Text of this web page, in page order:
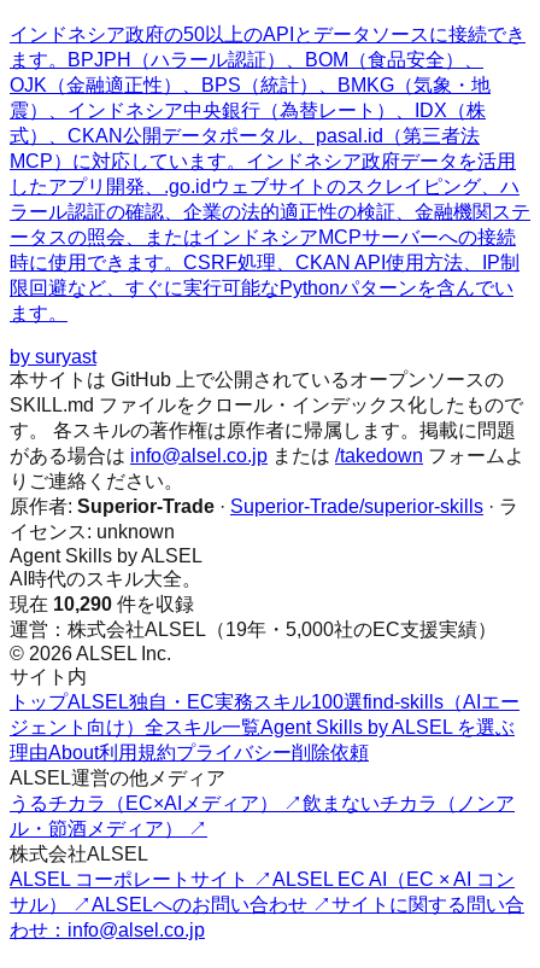
インドネシア政府の50以上のAPIとデータソースに接続でき
ます。BPJPH（ハラール認証）、BOM（食品安全）、
OJK（金融適正性）、BPS（統計）、BMKG（気象・地
震）、インドネシア中央銀行（為替レート）、IDX（株
式）、CKAN公開データポータル、pasal.id（第三者法
MCP）に対応しています。インドネシア政府データを活用
したアプリ開発、.go.idウェブサイトのスクレイピング、ハ
ラール認証の確認、企業の法的適正性の検証、金融機関ステ
ータスの照会、またはインドネシアMCPサーバーへの接続
時に使用できます。CSRF処理、CKAN API使用方法、IP制
限回避など、すぐに実行可能なPythonパターンを含んでい
ます。
by suryast
本サイトは GitHub 上で公開されているオープンソースの
SKILL.md ファイルをクロール・インデックス化したもので
す。 各スキルの著作権は原作者に帰属します。掲載に問題
がある場合は info@alsel.co.jp または /takedown フォームよ
りご連絡ください。
原作者: Superior-Trade · Superior-Trade/superior-skills · ラ
イセンス: unknown
Agent Skills by ALSEL
AI時代のスキル大全。
現在 10,290 件を収録
運営：株式会社ALSEL（19年・5,000社のEC支援実績）
© 2026 ALSEL Inc.
サイト内
トップALSEL独自・EC実務スキル100選find-skills（AIエー
ジェント向け） 全スキル一覧Agent Skills by ALSEL を選ぶ
理由About利用規約プライバシー削除依頼
ALSEL運営の他メディア
うるチカラ（EC×AIメディア） ↗飲まないチカラ（ノンア
ル・節酒メディア） ↗
株式会社ALSEL
ALSEL コーポレートサイト ↗ALSEL EC AI（EC × AI コン
サル） ↗ALSELへのお問い合わせ ↗サイトに関する問い合
わせ：info@alsel.co.jp